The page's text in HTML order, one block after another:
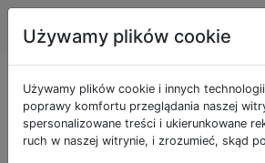
Podróżować
Pytania
jako dual-
Używamy plików cookie
Używamy plików cookie i innych
poprawy komfortu przeglądania naszej
spersonalizowane treści i ukierunkowane
ruch w naszej witrynie, i zrozumieć, skąd